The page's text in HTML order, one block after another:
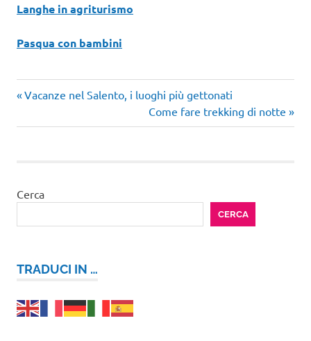
Langhe in agriturismo
Pasqua con bambini
Navigazione
articoli
Articolo
Vacanze nel Salento, i luoghi più gettonati
Articolo
successivo:
Come fare trekking di notte
Cerca
CERCA
TRADUCI IN …